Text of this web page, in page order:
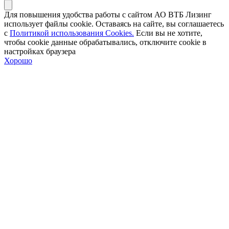
Для повышения удобства работы с сайтом АО ВТБ Лизинг
использует файлы cookie. Оставаясь на сайте, вы соглашаетесь
с Политикой использования Cookies. Если вы не хотите,
чтобы сookie данные обрабатывались, отключите cookie в
настройках браузера
Хорошо